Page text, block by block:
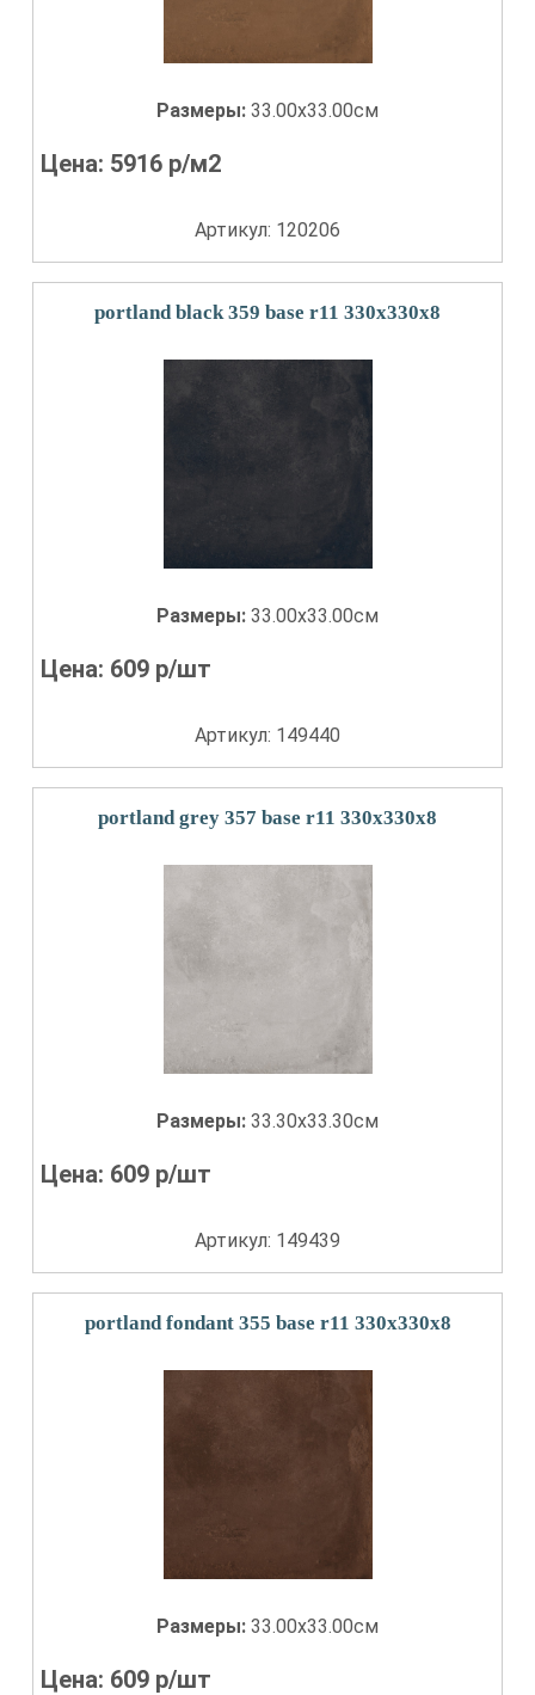
Размеры: 33.00x33.00см
Цена: 5916 р/м2
Артикул: 120206
portland black 359 base r11 330x330x8
Размеры: 33.00x33.00см
Цена: 609 р/шт
Артикул: 149440
portland grey 357 base r11 330x330x8
Размеры: 33.30x33.30см
Цена: 609 р/шт
Артикул: 149439
portland fondant 355 base r11 330x330x8
Размеры: 33.00x33.00см
Цена: 609 р/шт